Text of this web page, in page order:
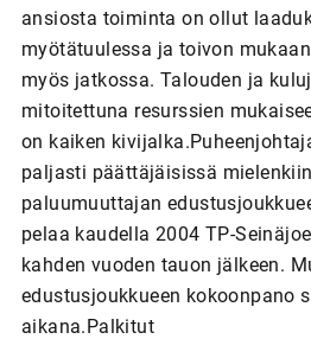
ansiosta toiminta on ollut
myötätuulessa ja toivon
myös jatkossa. Talouden ja
mitoitettuna resurssien
on kaiken
paljasti päättäjäisissä
paluumuuttajan
pelaa kaudella 2004 TP-
kahden vuoden tauon jälkeen.
edustusjoukkueen kokoonpano
aikana.Palkitut